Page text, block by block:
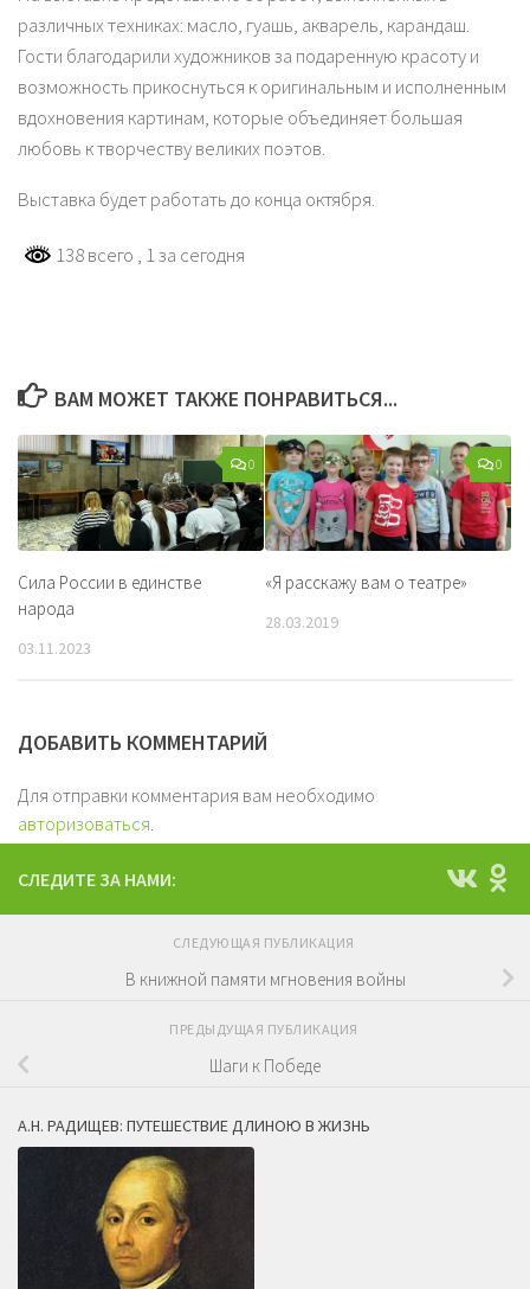
различных техниках: масло, гуашь, акварель, карандаш.
Гости благодарили художников за подаренную красоту и
возможность прикоснуться к оригинальным и исполненным
вдохновения картинам, которые объединяет большая
любовь к творчеству великих поэтов.
Выставка будет работать до конца октября.
138 всего , 1 за сегодня
ВАМ МОЖЕТ ТАКЖЕ ПОНРАВИТЬСЯ...
0
Сила России в единстве
народа
03.11.2023
0
«Я расскажу вам о театре»
28.03.2019
ДОБАВИТЬ КОММЕНТАРИЙ
Для отправки комментария вам необходимо
авторизоваться.
СЛЕДИТЕ ЗА НАМИ:
СЛЕДУЮЩАЯ ПУБЛИКАЦИЯ
В книжной памяти мгновения войны
ПРЕДЫДУЩАЯ ПУБЛИКАЦИЯ
Шаги к Победе
А.Н. РАДИЩЕВ: ПУТЕШЕСТВИЕ ДЛИНОЮ В ЖИЗНЬ